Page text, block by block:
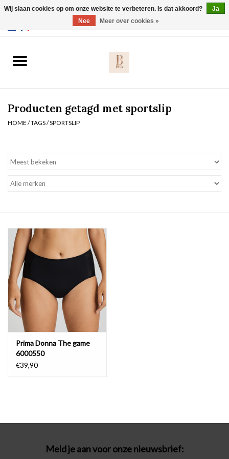
Slip
Nachtmode
Badmode
Lingerie-accessoires
Cadeaubonnen
Producten getagd met sportslip
HOME /TAGS/SPORTSLIP
Prima Donna The game
6000550
€39,90
Meld je aan voor onze nieuwsbrief:
Wij slaan cookies op om onze website te verbeteren. Is dat akkoord?
Ja
Nee
Meer over cookies »
Webshop werkt met EU maten. .